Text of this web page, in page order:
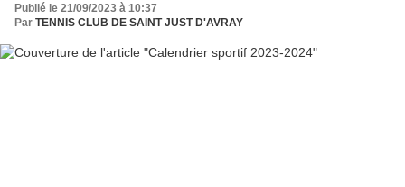
Publié le 21/09/2023 à 10:37
Par TENNIS CLUB DE SAINT JUST D'AVRAY